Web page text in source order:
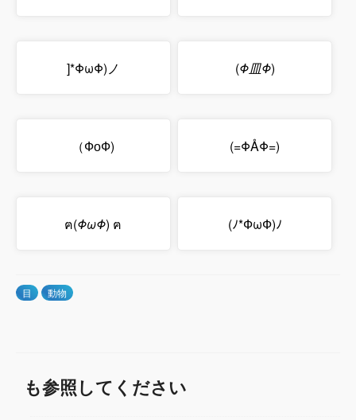
]*ΦωΦ)ノ (Φ皿Φ)
（ФоФ) (=ΦÅΦ=)
ฅ(ΦωΦ) ฅ (ﾉ*ФωФ)ﾉ
目 動物
も参照してください